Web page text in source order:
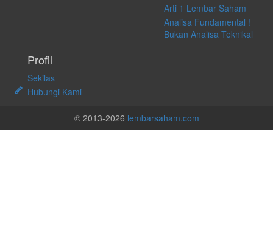
Arti 1 Lembar Saham
Analisa Fundamental !
Bukan Analisa Teknikal
Profil
Sekilas
Hubungi Kami
© 2013-2026 lembarsaham.com